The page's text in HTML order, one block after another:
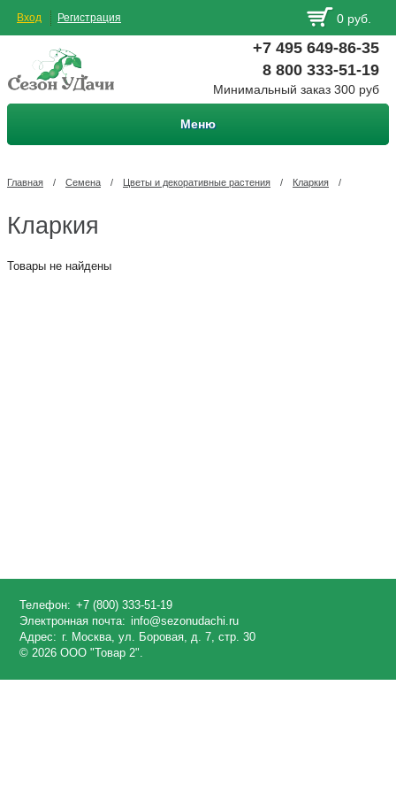
Вход Регистрация 0 руб.
+7 495 649-86-35
8 800 333-51-19
Минимальный заказ 300 руб
Меню
Главная / Семена / Цветы и декоративные растения / Кларкия /
Кларкия
Товары не найдены
Телефон: +7 (800) 333-51-19
Электронная почта: info@sezonudachi.ru
Адрес: г. Москва, ул. Боровая, д. 7, стр. 30
© 2026 ООО "Товар 2".